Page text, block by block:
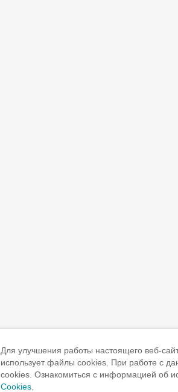
Для улучшения работы настоящего веб-
использует файлы cookies. При работе с
cookies. Ознакомиться с информацией об
Cookies